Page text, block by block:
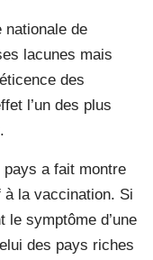
nationale de
lacunes mais
des
l’un des plus
pays a fait montre
à la vaccination. Si
le symptôme d’une
des pays riches